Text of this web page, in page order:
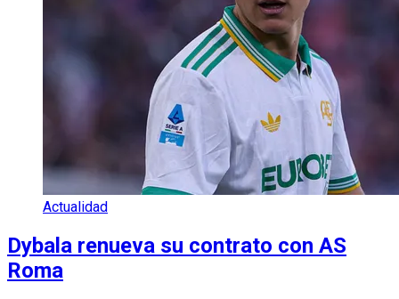
Actualidad
Dybala renueva su contrato con AS
Roma